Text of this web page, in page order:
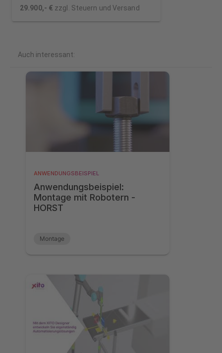
29.900,- € zzgl. Steuern und Versand
Auch interessant:
ANWENDUNGSBEISPIEL
Anwendungsbeispiel:
Montage mit Robotern -
HORST
Montage